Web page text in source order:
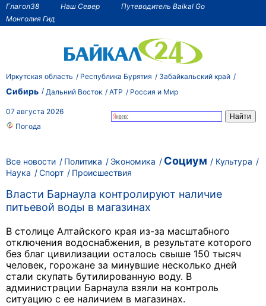
Глагол38 Наш Север
Путеводитель Baikal Go
Монголия Гид
Иркутская область Республика Бурятия Забайкальский край
Сибирь Дальний Восток АТР Россия и Мир
07 августа 2026
Погода
Все новости Политика Экономика Социум
Культура
Наука
Спорт Происшествия
Власти Барнаула контролируют наличие
питьевой воды в магазинах
В столице Алтайского края из-за масштабного
отключения водоснабжения, в результате которого
без благ цивилизации осталось свыше 150 тысяч
человек, горожане за минувшие несколько дней
стали скупать бутилированную воду. В
администрации Барнаула взяли на контроль
ситуацию с ее наличием в магазинах.